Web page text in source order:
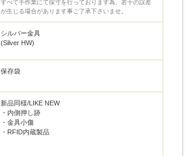
すべて手作業にて採寸を行っております為、若干の誤差
が生じる場合があります事ご了承下さいませ。
シルバー金具
(Silver HW)
保存袋
新品同様/LIKE NEW
・内側押し跡
・金具小傷
・RFID内蔵製品